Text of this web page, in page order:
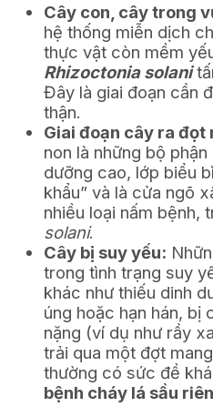
Cây con, cây trong
hệ thống miễn dịch
thực vật còn mềm
Rhizoctonia solani
Đây là giai đoạn cần
thận.
Giai đoạn cây ra đọt
non là những bộ
dưỡng cao, lớp biểu
khẩu” và là cửa ngõ
nhiều loại nấm bệnh,
solani.
Cây bị suy yếu:
trong tình trạng suy
khác như thiếu dinh
úng hoặc hạn hán, bị
nặng (ví dụ như rầy
trải qua một đợt
thường có sức đề
bệnh cháy lá sầu